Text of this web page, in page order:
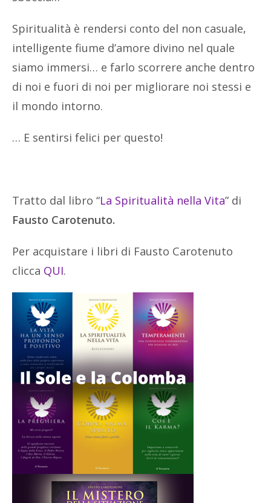
Spiritualità è rendersi conto del non casuale,
intelligente fiume d’amore divino nel quale
siamo immersi… e farlo scorrere anche dentro
di noi e fuori di noi per migliorare noi stessi e
il mondo intorno.
… E sentirsi felici per questo!
Tratto dal libro “La Spiritualità nella Vita” di
Fausto Carotenuto.
Per acquistare i libri di Fausto Carotenuto
clicca QUI.